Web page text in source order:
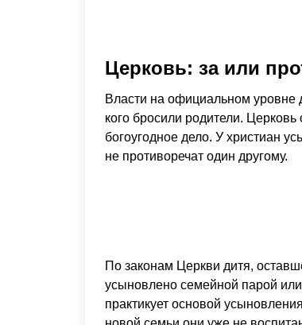
Церковь: за или
Власти на официальном уровне
кого бросили родители.
богоугодное дело. У христиан
не противоречат один другому.
По законам Церкви дитя,
усыновлено семейной парой
практикует основой